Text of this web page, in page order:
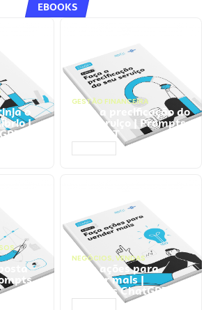
EBOOKS
o
|
GESTÃO FINANCEIRA
Faça a precificação do
seu serviço | Prompts
ChatGPT
NEGÓCIOS, VENDAS
Faça ações para
vender mais |
Prompts ChatGPT